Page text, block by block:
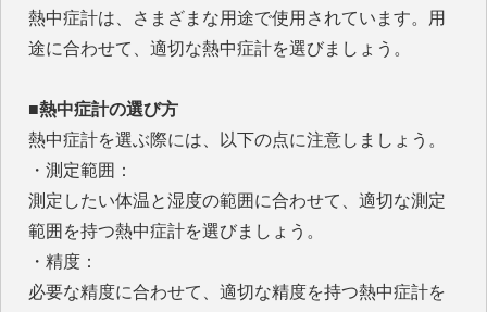
熱中症計は、さまざまな用途で使用されています。用
途に合わせて、適切な熱中症計を選びましょう。
■熱中症計の選び方
熱中症計を選ぶ際には、以下の点に注意しましょう。
・測定範囲：
測定したい体温と湿度の範囲に合わせて、適切な測定
範囲を持つ熱中症計を選びましょう。
・精度：
必要な精度に合わせて、適切な精度を持つ熱中症計を